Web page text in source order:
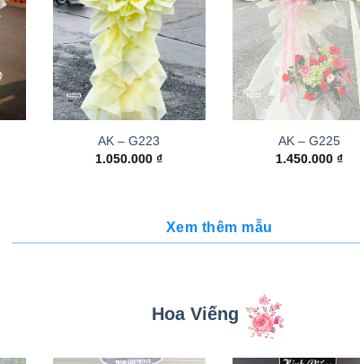
AK – G223
1.050.000₫
AK – G225
1.450.000₫
Xem thêm mẫu
Hoa Viếng